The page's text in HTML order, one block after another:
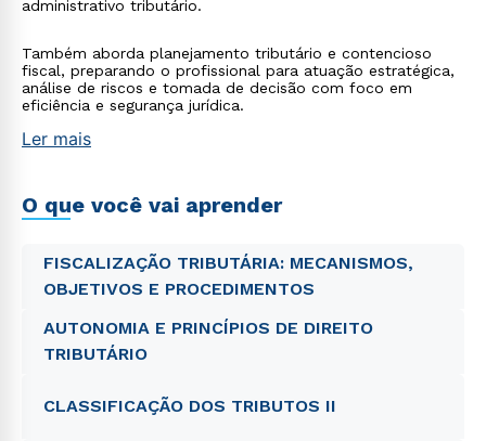
administrativo tributário.
Também aborda planejamento tributário e contencioso
fiscal, preparando o profissional para atuação estratégica,
análise de riscos e tomada de decisão com foco em
eficiência e segurança jurídica.
Ler mais
O que você vai aprender
FISCALIZAÇÃO TRIBUTÁRIA: MECANISMOS,
OBJETIVOS E PROCEDIMENTOS
AUTONOMIA E PRINCÍPIOS DE DIREITO
TRIBUTÁRIO
CLASSIFICAÇÃO DOS TRIBUTOS II